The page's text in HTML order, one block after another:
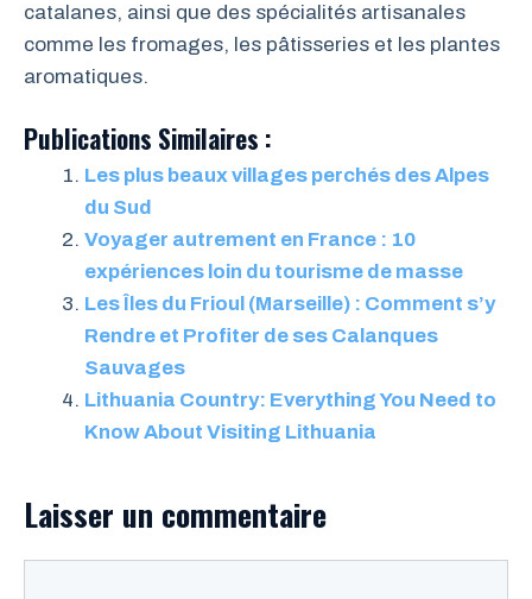
catalanes, ainsi que des spécialités artisanales
comme les fromages, les pâtisseries et les plantes
aromatiques.
Publications Similaires :
Les plus beaux villages perchés des Alpes
du Sud
Voyager autrement en France : 10
expériences loin du tourisme de masse
Les Îles du Frioul (Marseille) : Comment s’y
Rendre et Profiter de ses Calanques
Sauvages
Lithuania Country: Everything You Need to
Know About Visiting Lithuania
Laisser un commentaire